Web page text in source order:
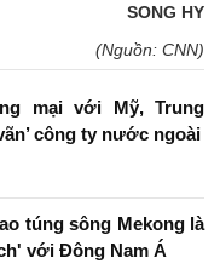
SONG HY
(Nguồn: CNN)
mại với Mỹ, Trung
công ty nước ngoài
túng sông Mekong là
với Đông Nam Á